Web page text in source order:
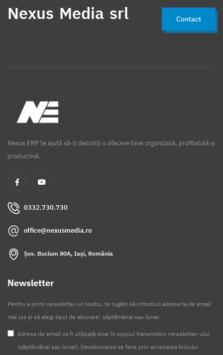
Nexus Media srl Contact
Nexus ERP te ajută să-ți dezvolți o afacere bine organizată, profitabilă și
productivă.
0332.730.730
office@nexusmedia.ro
Șos. Bucium 80A, Iași, România
Newsletter
Pentru a primi newsletter-ul nostru, te rugăm să introduci adresa ta de email
mai jos și să alegi tipul de abonare: săptămânal sau lunar.
Adresa de email va fi utilizată doar în scopul transmiterii newsletter-ului
(săptămânal sau lunar). Dezabonarea se face prin accesarea linkului